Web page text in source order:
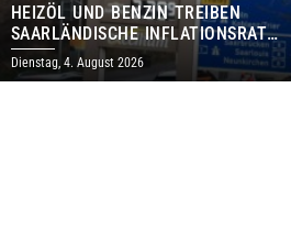
HEIZÖL UND BENZIN TREIBEN
SAARLÄNDISCHE INFLATIONSRATE
IM JULI AUF 3,2 PROZENT
Dienstag, 4. August 2026